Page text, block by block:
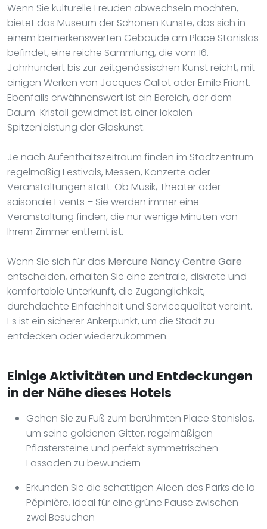
Wenn Sie kulturelle Freuden abwechseln möchten,
bietet das Museum der Schönen Künste, das sich in
einem bemerkenswerten Gebäude am Place Stanislas
befindet, eine reiche Sammlung, die vom 16.
Jahrhundert bis zur zeitgenössischen Kunst reicht, mit
einigen Werken von Jacques Callot oder Emile Friant.
Ebenfalls erwähnenswert ist ein Bereich, der dem
Daum-Kristall gewidmet ist, einer lokalen
Spitzenleistung der Glaskunst.
Je nach Aufenthaltszeitraum finden im Stadtzentrum
regelmäßig Festivals, Messen, Konzerte oder
Veranstaltungen statt. Ob Musik, Theater oder
saisonale Events – Sie werden immer eine
Veranstaltung finden, die nur wenige Minuten von
Ihrem Zimmer entfernt ist.
Wenn Sie sich für das Mercure Nancy Centre Gare
entscheiden, erhalten Sie eine zentrale, diskrete und
komfortable Unterkunft, die Zugänglichkeit,
durchdachte Einfachheit und Servicequalität vereint.
Es ist ein sicherer Ankerpunkt, um die Stadt zu
entdecken oder wiederzukommen.
Einige Aktivitäten und Entdeckungen
in der Nähe dieses Hotels
Gehen Sie zu Fuß zum berühmten Place Stanislas,
um seine goldenen Gitter, regelmäßigen
Pflastersteine und perfekt symmetrischen
Fassaden zu bewundern
Erkunden Sie die schattigen Alleen des Parks de la
Pépinière, ideal für eine grüne Pause zwischen
zwei Besuchen